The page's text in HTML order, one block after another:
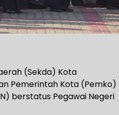
(Sekda) Kota
Pemerintah Kota (Pemko)
berstatus Pegawai Negeri